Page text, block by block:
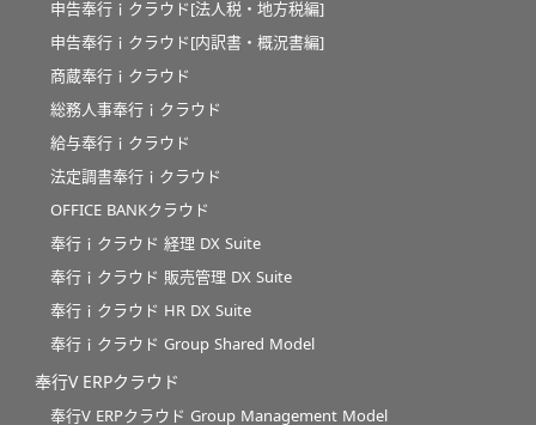
申告奉行ｉクラウド[法人税・地方税編]
申告奉行ｉクラウド[内訳書・概況書編]
商蔵奉行ｉクラウド
総務人事奉行ｉクラウド
給与奉行ｉクラウド
法定調書奉行ｉクラウド
OFFICE BANKクラウド
奉行ｉクラウド 経理 DX Suite
奉行ｉクラウド 販売管理 DX Suite
奉行ｉクラウド HR DX Suite
奉行ｉクラウド Group Shared Model
奉行V ERPクラウド
奉行V ERPクラウド Group Management Model